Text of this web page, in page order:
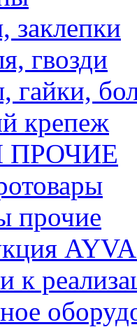
заклепки
гвозди
гайки,
крепеж
ПРОЧИЕ
прочие
к